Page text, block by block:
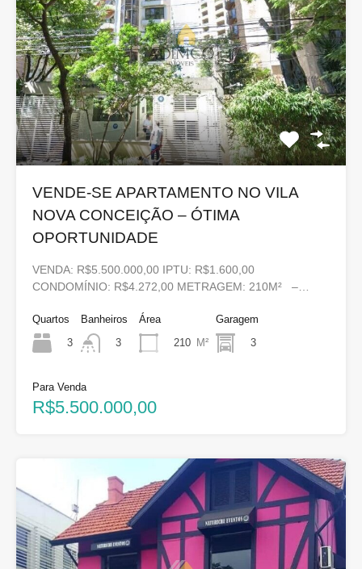
VENDE-SE APARTAMENTO NO VILA
NOVA CONCEIÇÃO – ÓTIMA
OPORTUNIDADE
VENDA: R$5.500.000,00 IPTU: R$1.600,00
CONDOMÍNIO: R$4.272,00 METRAGEM: 210M² –…
Quartos
3
Banheiros
3
Área
210 M²
Garagem
3
Para Venda
R$5.500.000,00